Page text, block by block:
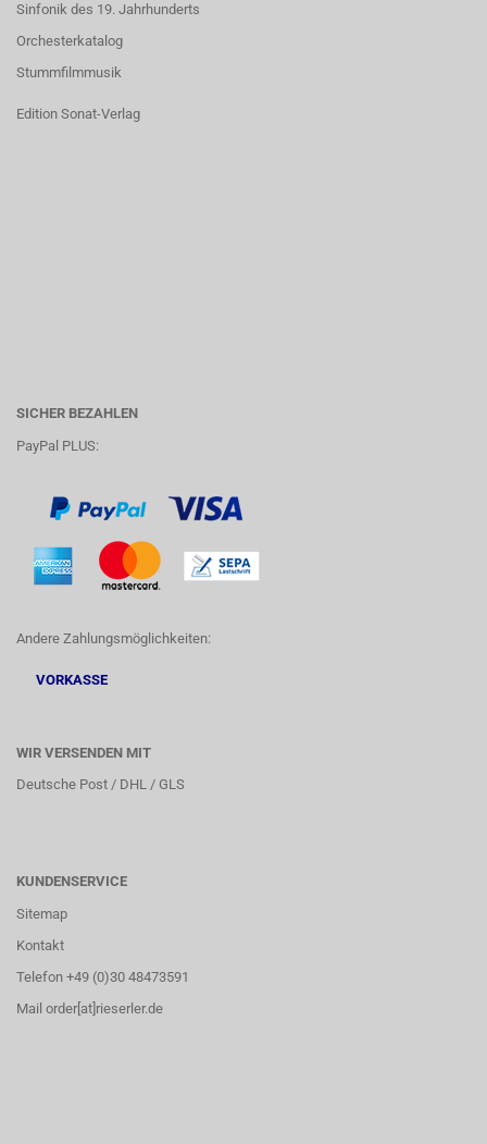
Sinfonik des 19. Jahrhunderts
Orchesterkatalog
Stummfilmmusik
Edition Sonat-Verlag
SICHER BEZAHLEN
PayPal PLUS:
Andere Zahlungsmöglichkeiten:
VORKASSE
WIR VERSENDEN MIT
Deutsche Post / DHL / GLS
KUNDENSERVICE
Sitemap
Kontakt
Telefon +49 (0)30 48473591
Mail order[at]rieserler.de